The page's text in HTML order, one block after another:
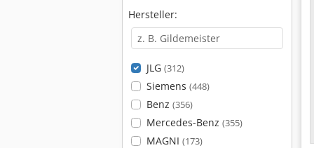
Hersteller:
JLG (312)
Siemens (448)
Benz (356)
Mercedes-Benz (355)
MAGNI (173)